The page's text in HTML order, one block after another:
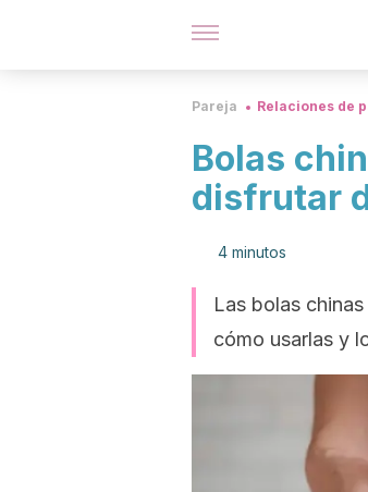
Pareja Relaciones de
Bolas
disfrutar
4 minutos
Las bolas
cómo usarlas y